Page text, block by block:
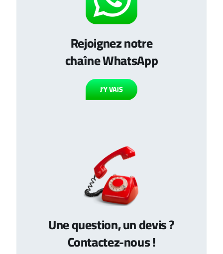
Rejoignez notre
chaîne WhatsApp
J’Y VAIS
Une question, un devis ?
Contactez-nous !